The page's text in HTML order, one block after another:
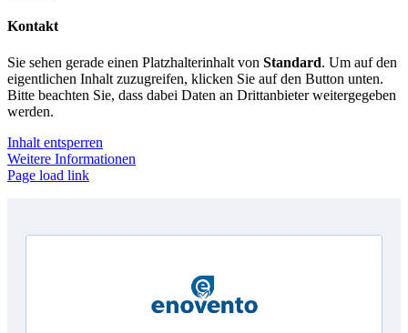
Kontakt
Sie sehen gerade einen Platzhalterinhalt von Standard. Um auf den
eigentlichen Inhalt zuzugreifen, klicken Sie auf den Button unten.
Bitte beachten Sie, dass dabei Daten an Drittanbieter weitergegeben
werden.
Inhalt entsperren
Weitere Informationen
Page load link